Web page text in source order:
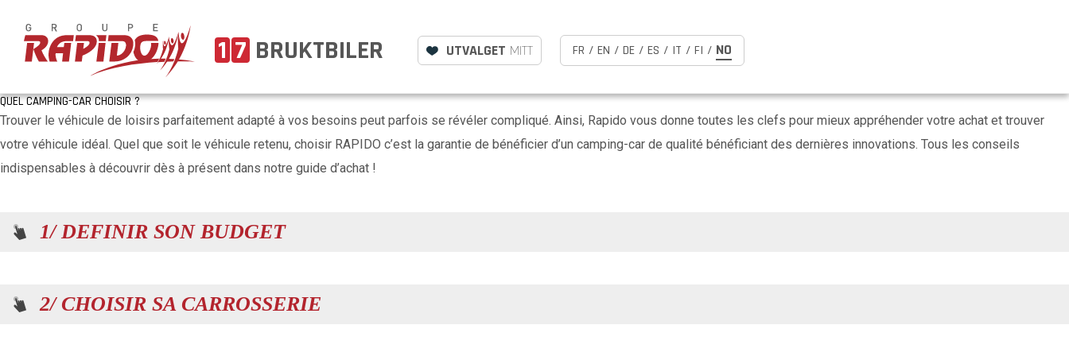
1 7 BRUKTBILER UTVALGET MITT FR / EN / DE / ES / IT / FI / NO
QUEL CAMPING-CAR CHOISIR ?
Trouver le véhicule de loisirs parfaitement adapté à vos besoins peut parfois se révéler compliqué. Ainsi, Rapido vous donne toutes les clefs pour mieux appréhender votre achat et trouver
votre véhicule idéal. Quel que soit le véhicule retenu, choisir RAPIDO c’est la garantie de bénéficier d’un camping-car de qualité bénéficiant des dernières innovations. Tous les conseils
indispensables à découvrir dès à présent dans notre guide d’achat !
1/ DEFINIR SON BUDGET
2/ CHOISIR SA CARROSSERIE